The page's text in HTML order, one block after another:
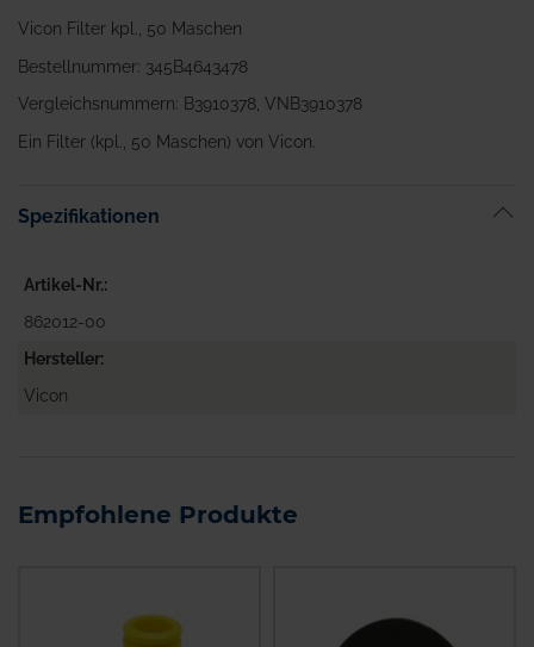
Vicon Filter kpl., 50 Maschen
Bestellnummer: 345B4643478
Vergleichsnummern: B3910378, VNB3910378
Ein Filter (kpl., 50 Maschen) von Vicon.
Spezifikationen
Artikel-Nr.
862012-00
Hersteller
Vicon
Empfohlene Produkte